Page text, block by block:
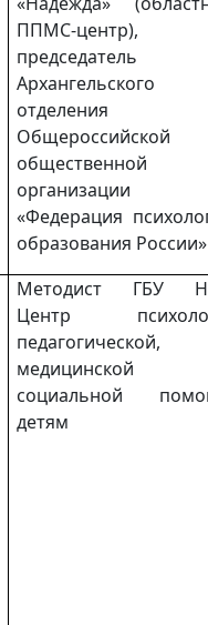
ППМС-центр),
председатель
Архангельского
отделения
Общероссийской
общественной
организации
«Федерация
образования России»
Методист ГБУ
Центр
педагогической,
социальной
детям